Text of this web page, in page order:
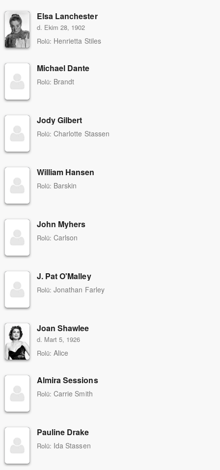
Elsa Lanchester
d. Ekim 28, 1902
Rolü: Henrietta Stiles
Michael Dante
Rolü: Brandt
Jody Gilbert
Rolü: Charlotte Stassen
William Hansen
Rolü: Barskin
John Myhers
Rolü: Carlson
J. Pat O'Malley
Rolü: Jonathan Farley
Joan Shawlee
d. Mart 5, 1926
Rolü: Alice
Almira Sessions
Rolü: Carrie Smith
Pauline Drake
Rolü: Ida Stassen